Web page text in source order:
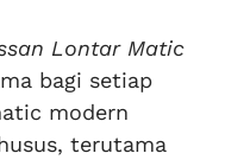
Lontar Matic
bagi setiap
modern
terutama